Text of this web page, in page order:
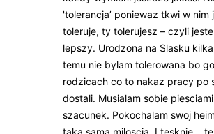
'tolerancja’ poniewaz tkwi w nim
toleruje, ty tolerujesz – czyli
lepszy. Urodzona na Slasku
temu nie bylam tolerowana bo
rodzicach co to nakaz pracy po
dostali. Musialam sobie
szacunek. Pokochalam swoj